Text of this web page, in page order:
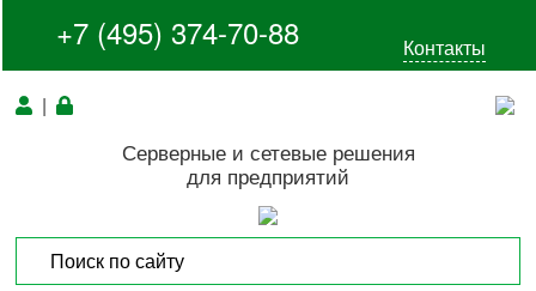
+7 (495) 374-70-88 Контакты
|
Серверные и сетевые решения
для предприятий